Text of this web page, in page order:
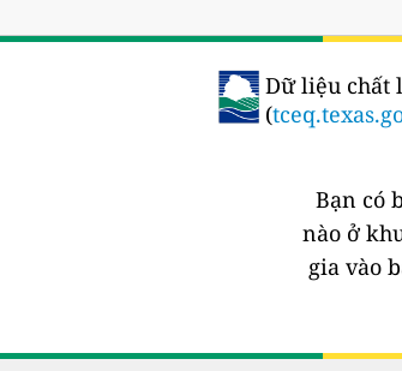
Dữ liệu chất
(
Bạn có
nào ở
gia vào